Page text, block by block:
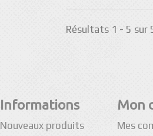
Résultats 1 - 5 sur
Informations
Nouveaux produits
Mon
Mes